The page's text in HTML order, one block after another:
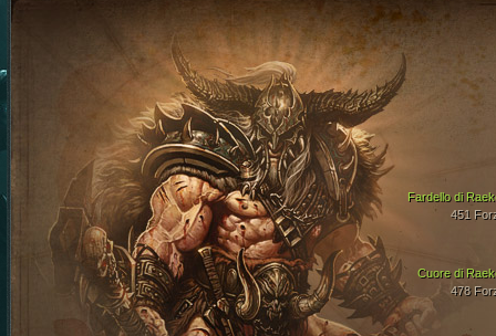
Cuore di
478
Fardello di
451